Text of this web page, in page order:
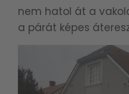
nem hatol át a
a párát képes